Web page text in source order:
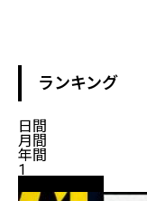
ランキング
日間
月間
年間
1